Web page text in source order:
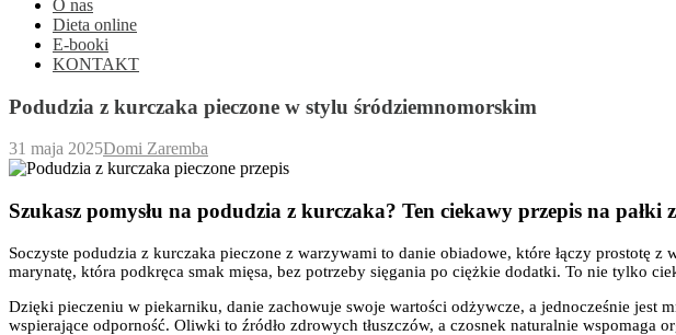
O nas
Dieta online
E-booki
KONTAKT
Podudzia z kurczaka pieczone w stylu śródziemnomorskim
31 maja 2025Domi Zaremba
Szukasz pomysłu na podudzia z kurczaka? Ten ciekawy przepis na
Soczyste podudzia z kurczaka pieczone z warzywami to danie obiadowe, które łączy prostotę
marynatę, która podkręca smak mięsa, bez potrzeby sięgania po ciężkie dodatki. To nie tylko
Dzięki pieczeniu w piekarniku, danie zachowuje swoje wartości odżywcze, a jednocześnie jest
wspierające odporność. Oliwki to źródło zdrowych tłuszczów, a czosnek naturalnie wspomaga